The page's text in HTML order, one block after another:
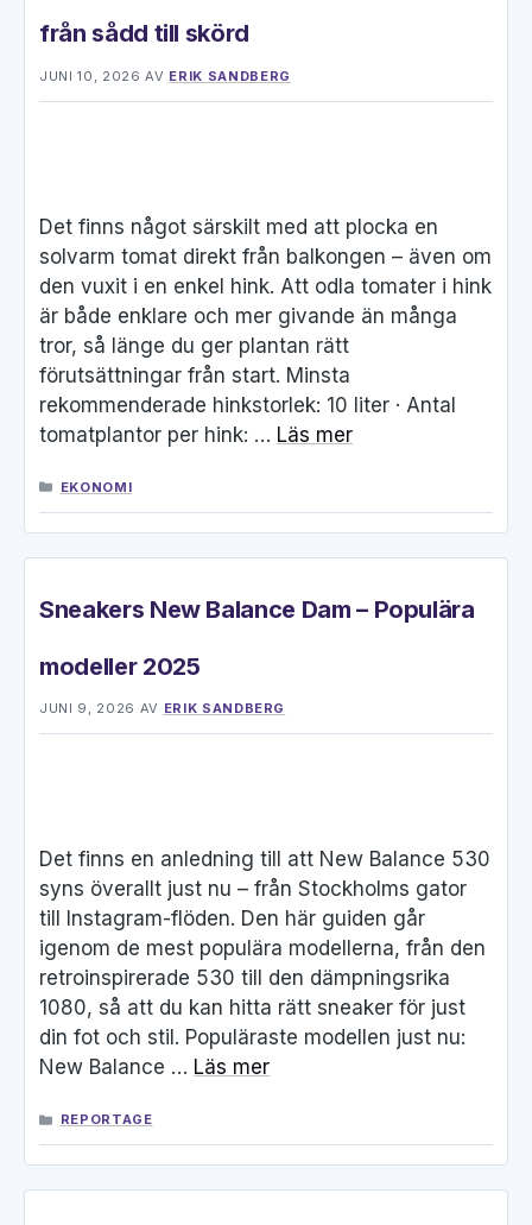
från sådd till skörd
JUNI 10, 2026 AV ERIK SANDBERG
Det finns något särskilt med att plocka en
solvarm tomat direkt från balkongen – även om
den vuxit i en enkel hink. Att odla tomater i hink
är både enklare och mer givande än många
tror, så länge du ger plantan rätt
förutsättningar från start. Minsta
rekommenderade hinkstorlek: 10 liter · Antal
tomatplantor per hink: … Läs mer
KATEGORIER
EKONOMI
Sneakers New Balance Dam – Populära
modeller 2025
JUNI 9, 2026 AV ERIK SANDBERG
Det finns en anledning till att New Balance 530
syns överallt just nu – från Stockholms gator
till Instagram-flöden. Den här guiden går
igenom de mest populära modellerna, från den
retroinspirerade 530 till den dämpningsrika
1080, så att du kan hitta rätt sneaker för just
din fot och stil. Populäraste modellen just nu:
New Balance … Läs mer
KATEGORIER
REPORTAGE